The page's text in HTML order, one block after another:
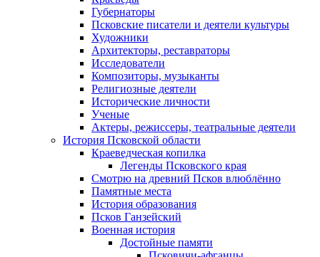
Губернаторы
Псковские писатели и деятели культуры
Художники
Архитекторы, реставраторы
Исследователи
Композиторы, музыканты
Религиозные деятели
Исторические личности
Ученые
Актеры, режиссеры, театральные деятели
История Псковской области
Краеведческая копилка
Легенды Псковского края
Смотрю на древний Псков влюблённо
Памятные места
История образования
Псков Ганзейский
Военная история
Достойные памяти